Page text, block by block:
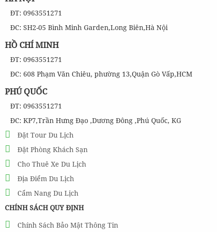
ĐT: 0963551271
ĐC: SH2-05 Bình Minh Garden,Long Biên,Hà Nội
HỒ CHÍ MINH
ĐT: 0963551271
ĐC: 608 Phạm Văn Chiêu, phường 13,Quận Gò Vấp,HCM
PHÚ QUỐC
ĐT: 0963551271
ĐC: KP7,Trần Hưng Đạo ,Dương Đông ,Phú Quốc, KG
Đặt Tour Du Lịch
Đặt Phòng Khách Sạn
Cho Thuê Xe Du Lịch
Địa Điểm Du Lịch
Cẩm Nang Du Lịch
CHÍNH SÁCH QUY ĐỊNH
Chính Sách Bảo Mật Thông Tin